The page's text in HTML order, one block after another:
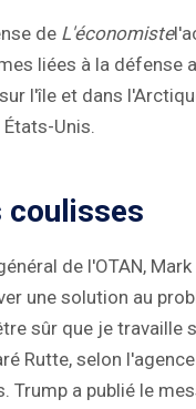
de L'économiste
liées à la défense
l'île et dans
Unis.
coulisses
de l'OTAN,
une solution au
sûr que je travaille
Rutte, selon
Trump a publié le